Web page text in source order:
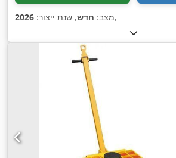
מצב: חדש, שנת ייצור: 2026 ,